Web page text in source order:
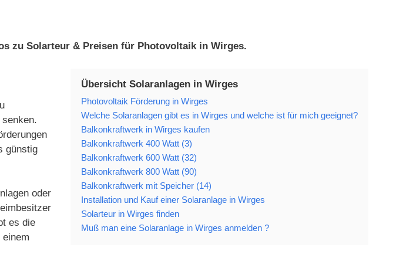
zu Solarteur & Preisen für Photovoltaik in Wirges.
Übersicht Solaranlagen in Wirges
Photovoltaik Förderung in Wirges
Welche Solaranlagen gibt es in Wirges und welche ist für mich geeignet?
Balkonkraftwerk in Wirges kaufen
Balkonkraftwerk 400 Watt (3)
Balkonkraftwerk 600 Watt (32)
Balkonkraftwerk 800 Watt (90)
Balkonkraftwerk mit Speicher (14)
Installation und Kauf einer Solaranlage in Wirges
Solarteur in Wirges finden
Muß man eine Solaranlage in Wirges anmelden ?
günstig
oder
es die